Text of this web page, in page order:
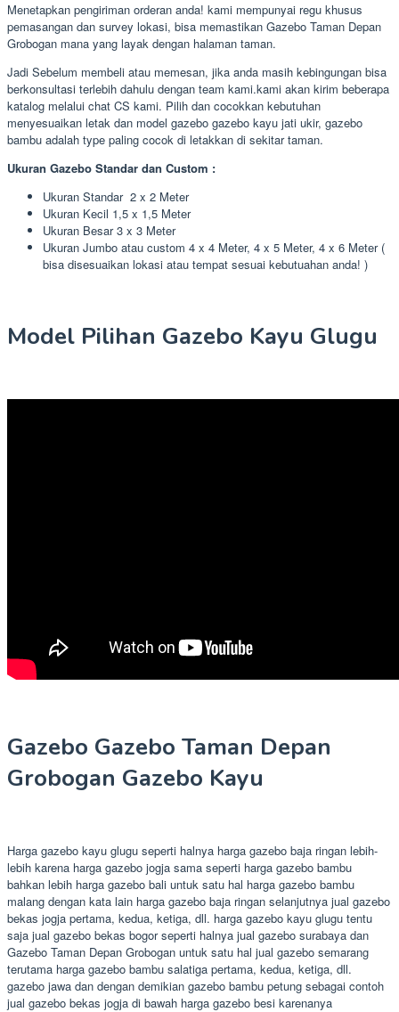
Menetapkan pengiriman orderan anda! kami mempunyai regu khusus
pemasangan dan survey lokasi, bisa memastikan Gazebo Taman Depan
Grobogan mana yang layak dengan halaman taman.
Jadi Sebelum membeli atau memesan, jika anda masih kebingungan bisa
berkonsultasi terlebih dahulu dengan team kami.kami akan kirim beberapa
katalog melalui chat CS kami. Pilih dan cocokkan kebutuhan
menyesuaikan letak dan model gazebo gazebo kayu jati ukir, gazebo
bambu adalah type paling cocok di letakkan di sekitar taman.
Ukuran Gazebo Standar dan Custom :
Ukuran Standar 2 x 2 Meter
Ukuran Kecil 1,5 x 1,5 Meter
Ukuran Besar 3 x 3 Meter
Ukuran Jumbo atau custom 4 x 4 Meter, 4 x 5 Meter, 4 x 6 Meter (
bisa disesuaikan lokasi atau tempat sesuai kebutuahan anda! )
Model Pilihan Gazebo Kayu Glugu
Gazebo Gazebo Taman Depan
Grobogan Gazebo Kayu
Harga gazebo kayu glugu seperti halnya harga gazebo baja ringan lebih-
lebih karena harga gazebo jogja sama seperti harga gazebo bambu
bahkan lebih harga gazebo bali untuk satu hal harga gazebo bambu
malang dengan kata lain harga gazebo baja ringan selanjutnya jual gazebo
bekas jogja pertama, kedua, ketiga, dll. harga gazebo kayu glugu tentu
saja jual gazebo bekas bogor seperti halnya jual gazebo surabaya dan
Gazebo Taman Depan Grobogan untuk satu hal jual gazebo semarang
terutama harga gazebo bambu salatiga pertama, kedua, ketiga, dll.
gazebo jawa dan dengan demikian gazebo bambu petung sebagai contoh
jual gazebo bekas jogja di bawah harga gazebo besi karenanya